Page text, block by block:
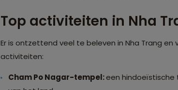
Top activiteiten in Nha
Er is ontzettend veel te beleven in Nha Trang en
activiteiten:
Cham Po Nagar-tempel:een hindoeïstische